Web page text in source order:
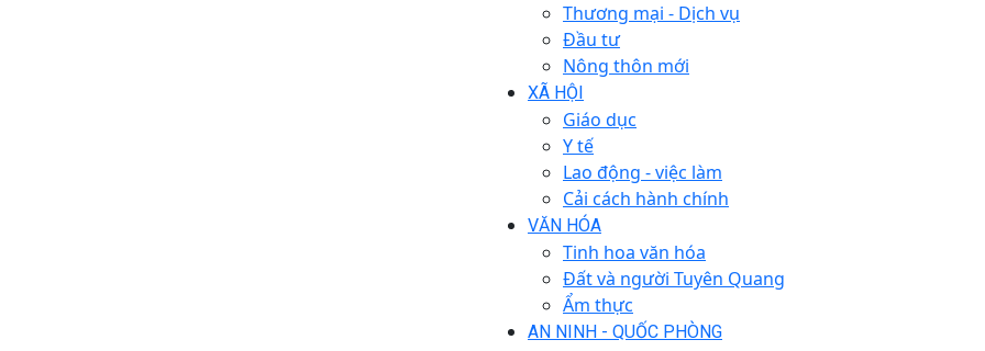
Thương mại - Dịch vụ
Đầu tư
Nông thôn mới
XÃ HỘI
Giáo dục
Y tế
Lao động - việc làm
Cải cách hành chính
VĂN HÓA
Tinh hoa văn hóa
Đất và người Tuyên Quang
Ẩm thực
AN NINH - QUỐC PHÒNG